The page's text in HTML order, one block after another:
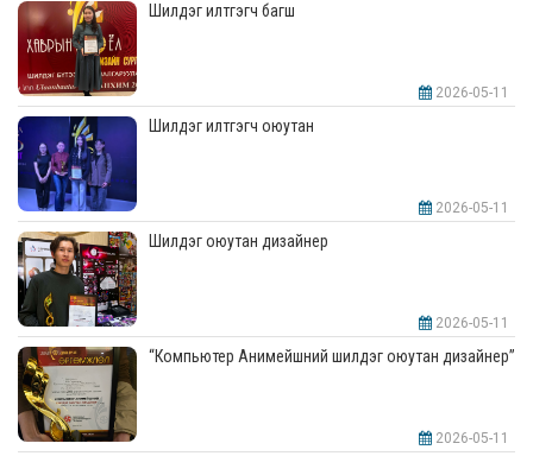
Шилдэг илтгэгч багш
2026-05-11
Шилдэг илтгэгч оюутан
2026-05-11
Шилдэг оюутан дизайнер
2026-05-11
“Компьютер Анимейшний шилдэг оюутан дизайнер”
2026-05-11